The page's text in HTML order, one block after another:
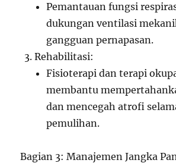
Pemantauan fungsi
dukungan ventilasi
gangguan pernapasan.
Rehabilitasi:
Fisioterapi dan terapi
membantu
dan mencegah atrofi
pemulihan.
Bagian 3: Manajemen Jangka